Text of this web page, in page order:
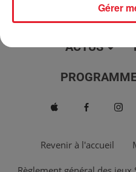
ACTUS
Revenir à l'accueil
Gérer